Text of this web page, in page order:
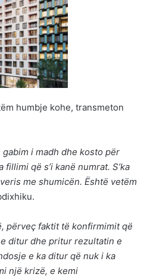
humbje kohe, transmeton
i madh dhe kosto për
që s’i kanë numrat. S’ka
me shumicën. Është vetëm
përveç faktit të konfirmimit që
ditur dhe pritur rezultatin e
e ka ditur që nuk i ka
një krizë, e kemi